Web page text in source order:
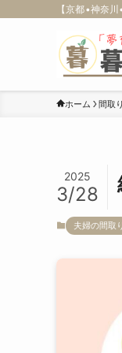
【京都•神奈
ホーム 間取
2025
3/28
夫婦の間取り